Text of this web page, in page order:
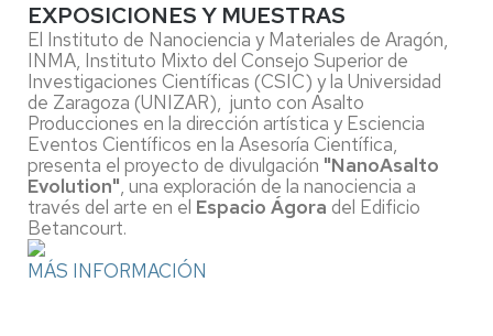
EXPOSICIONES Y MUESTRAS
El Instituto de Nanociencia y Materiales de Aragón,
INMA, Instituto Mixto del Consejo Superior de
Investigaciones Científicas (CSIC) y la Universidad
de Zaragoza (UNIZAR), junto con Asalto
Producciones en la dirección artística y Esciencia
Eventos Científicos en la Asesoría Científica,
presenta el proyecto de divulgación "NanoAsalto
Evolution", una exploración de la nanociencia a
través del arte en el Espacio Ágora del Edificio
Betancourt.
MÁS INFORMACIÓN